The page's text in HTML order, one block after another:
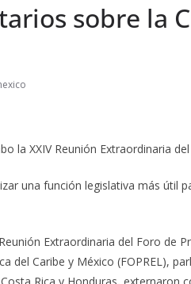
sobre la
la XXIV Reunión Extraordinaria del
una función legislativa más útil
Extraordinaria del Foro de
del Caribe y México (FOPREL),